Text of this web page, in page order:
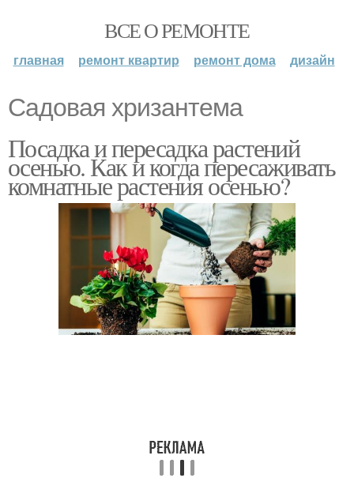
ВСЕ О РЕМОНТЕ
главная ремонт квартир ремонт дома дизайн
Садовая хризантема
Посадка и пересадка растений
осенью. Как и когда пересаживать
комнатные растения осенью?